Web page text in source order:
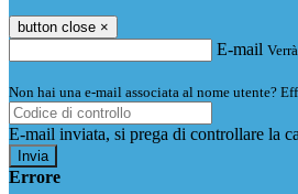
button close ×
E-mail
Non hai una e-mail associata al nome utente?
E-mail inviata, si prega di controllare la
Errore